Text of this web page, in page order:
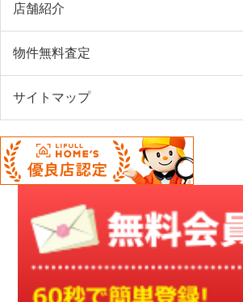
店舗紹介
物件無料査定
サイトマップ